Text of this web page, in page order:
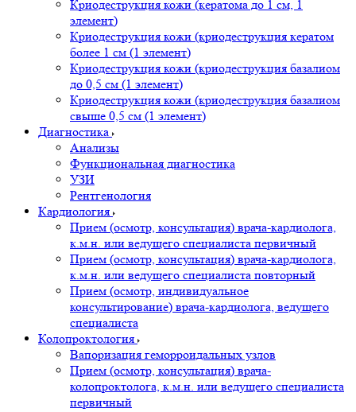
Криодеструкция кожи (кератома до 1 см, 1
элемент)
Криодеструкция кожи (криодеструкция кератом
более 1 см (1 элемент)
Криодеструкция кожи (криодеструкция базалиом
до 0,5 см (1 элемент)
Криодеструкция кожи (криодеструкция базалиом
свыше 0,5 см (1 элемент)
Диагностика
Анализы
Функциональная диагностика
УЗИ
Рентгенология
Кардиология
Прием (осмотр, консультация) врача-кардиолога,
к.м.н. или ведущего специалиста первичный
Прием (осмотр, консультация) врача-кардиолога,
к.м.н. или ведущего специалиста повторный
Прием (осмотр, индивидуальное
консультирование) врача-кардиолога, ведущего
специалиста
Колопроктология
Вапоризация геморроидальных узлов
Прием (осмотр, консультация) врача-
колопроктолога, к.м.н. или ведущего специалиста
первичный